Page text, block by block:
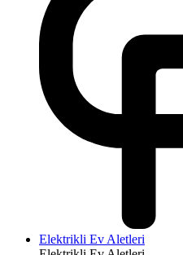
Elektrikli Ev Aletleri